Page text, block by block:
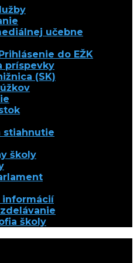
učebne
do EŽK
príspevky
(SK)
stiahnutie
školy
informácií
školy